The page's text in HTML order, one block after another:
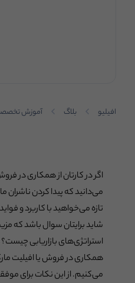
افیلیو بلاگ آموزش
اگر در کارتان از همکاری در
می‌دانید که پیدا کردن ناشران
تازه می‌خواهید با کاربرد و
شاید برایتان سوال باشد که
استراتژی‌های بازاریابی چیست؟
می‌کنیم. از این نکات برای